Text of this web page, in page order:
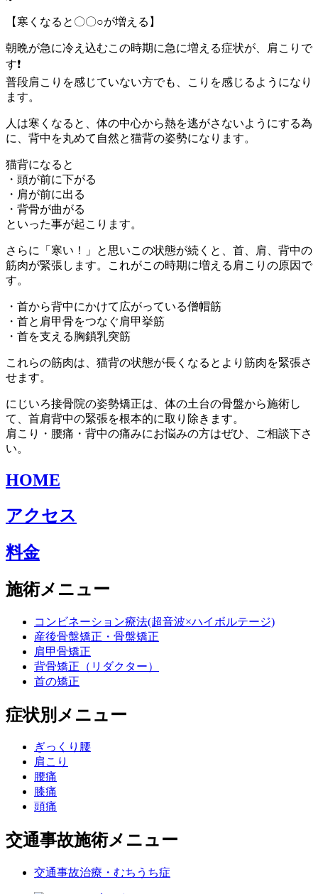
【寒くなると〇〇○が増える】
朝晩が急に冷え込むこの時期に急に増える症状が、肩こりで
す❗️
普段肩こりを感じていない方でも、こりを感じるようになり
ます。
人は寒くなると、体の中心から熱を逃がさないようにする為
に、背中を丸めて自然と猫背の姿勢になります。
猫背になると
・頭が前に下がる
・肩が前に出る
・背骨が曲がる
といった事が起こります。
さらに「寒い！」と思いこの状態が続くと、首、肩、背中の
筋肉が緊張します。これがこの時期に増える肩こりの原因で
す。
・首から背中にかけて広がっている僧帽筋
・首と肩甲骨をつなぐ肩甲挙筋
・首を支える胸鎖乳突筋
これらの筋肉は、猫背の状態が長くなるとより筋肉を緊張さ
せます。
にじいろ接骨院の姿勢矯正は、体の土台の骨盤から施術し
て、首肩背中の緊張を根本的に取り除きます。
肩こり・腰痛・背中の痛みにお悩みの方はぜひ、ご相談下さ
い。
HOME
アクセス
料金
施術メニュー
コンビネーション療法(超音波×ハイボルテージ)
産後骨盤矯正・骨盤矯正
肩甲骨矯正
背骨矯正（リダクター）
首の矯正
症状別メニュー
ぎっくり腰
肩こり
腰痛
膝痛
頭痛
交通事故施術メニュー
交通事故治療・むちうち症